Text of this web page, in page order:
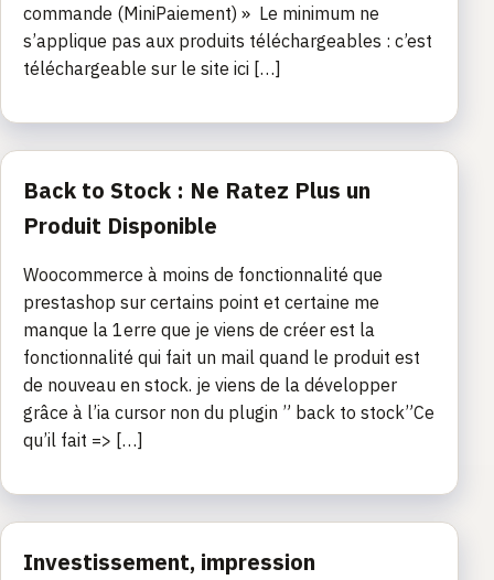
commande (MiniPaiement) » Le minimum ne
s’applique pas aux produits téléchargeables : c’est
téléchargeable sur le site ici […]
Back to Stock : Ne Ratez Plus un
Produit Disponible
Woocommerce à moins de fonctionnalité que
prestashop sur certains point et certaine me
manque la 1erre que je viens de créer est la
fonctionnalité qui fait un mail quand le produit est
de nouveau en stock. je viens de la développer
grâce à l’ia cursor non du plugin ” back to stock”Ce
qu’il fait => […]
Investissement, impression